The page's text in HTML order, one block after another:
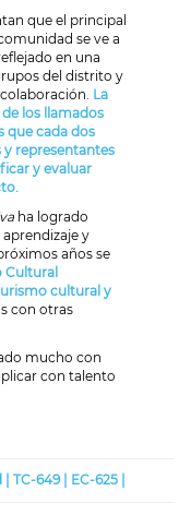
que el principal
se ve a
en una
del distrito y
La
los llamados
que cada dos
y representantes
y evaluar
ha logrado
y
años se
Cultural
cultural y
con otras
mucho con
con talento
TC-649 | EC-625 |